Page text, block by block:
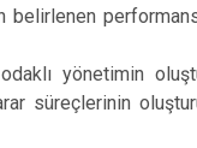
yönetimin
süreçlerinin